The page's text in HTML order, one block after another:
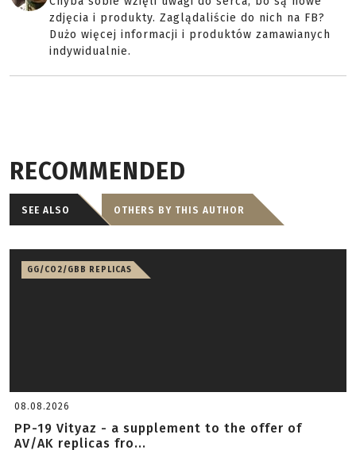
zdjęcia i produkty. Zaglądaliście do nich na FB?
Dużo więcej informacji i produktów zamawianych
indywidualnie.
RECOMMENDED
SEE ALSO OTHERS BY THIS AUTHOR
GG/CO2/GBB REPLICAS
08.08.2026
PP-19 Vityaz - a supplement to the offer of
AV/AK replicas fro...